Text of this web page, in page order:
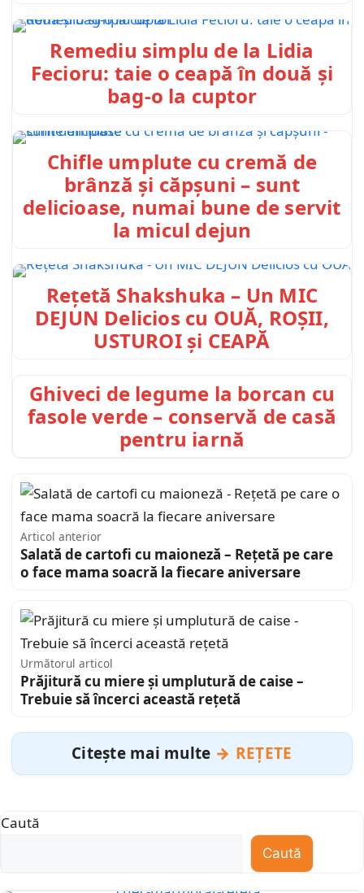
Remediu simplu de la Lidia
Fecioru: taie o ceapă în două și
bag-o la cuptor
Chifle umplute cu cremă de
brânză și căpșuni – sunt
delicioase, numai bune de servit
la micul dejun
Rețetă Shakshuka – Un MIC
DEJUN Delicios cu OUĂ, ROȘII,
USTUROI și CEAPĂ
Ghiveci de legume la borcan cu
fasole verde – conservă de casă
pentru iarnă
Articol anterior
Salată de cartofi cu maioneză – Rețetă pe care
o face mama soacră la fiecare aniversare
Următorul articol
Prăjitură cu miere și umplutură de caise –
Trebuie să încerci această rețetă
Citește mai multe REȚETE
Caută
Caută